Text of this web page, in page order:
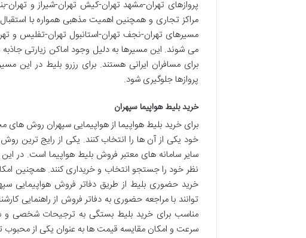
پروازهای تهران-مشهد تهران-کیش تهران-شیراز و
مراکز تجاری و همچنین اهمیت مذهبی همواره با
مسیرهای تهران-نجف تهران-استانبول تهران-تفلیس و
می شوند. این مسیرها به دلیل وجود اماکن زیارتی
برای مسافران ایرانی هستند. برای رزرو بلیط در این
پروازها جلوگیری شود.
خرید بلیط هواپیما سپهران
برای خرید بلیط هواپیما از هواپیمایی سپهران روش های
خود یکی از آن ها را انتخاب کنند. یکی از رایج ترین
سایر سامانه های معتبر فروش بلیط هواپیما است. در
نظر خود را جستجو انتخاب و خریداری کنند. همچنین
خرید حضوری بلیط از طریق دفاتر فروش هواپیمایی
توانند با مراجعه حضوری به دفاتر فروش از راهنمایی
مناسب برای خرید بلیط بستگی به ترجیحات شخصی و
سرعت و امکان مقایسه قیمت ها به عنوان یکی از